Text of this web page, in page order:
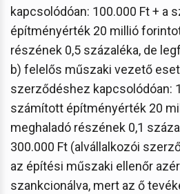
kapcsolódóan: 100.000 Ft + a
építményérték 20 millió
részének 0,5 százaléka, de
b) felelős műszaki vezető
szerződéshez kapcsolódóan:
számított építményérték 20
meghaladó részének 0,1
300.000 Ft (alvállalkozói
az építési műszaki ellenőr
szankcionálva, mert az ő